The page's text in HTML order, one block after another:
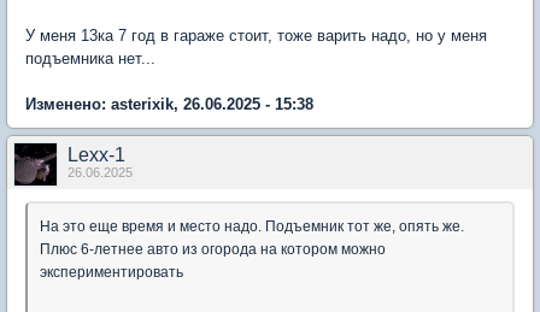
У меня 13ка 7 год в гараже стоит, тоже варить надо, но у меня
подъемника нет...
Изменено: asterixik, 26.06.2025 - 15:38
Lexx-1
26.06.2025
На это еще время и место надо. Подъемник тот же, опять же.
Плюс 6-летнее авто из огорода на котором можно
экспериментировать